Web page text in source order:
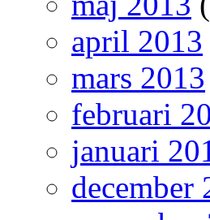
april 2013
mars 2013
februari
januari
december